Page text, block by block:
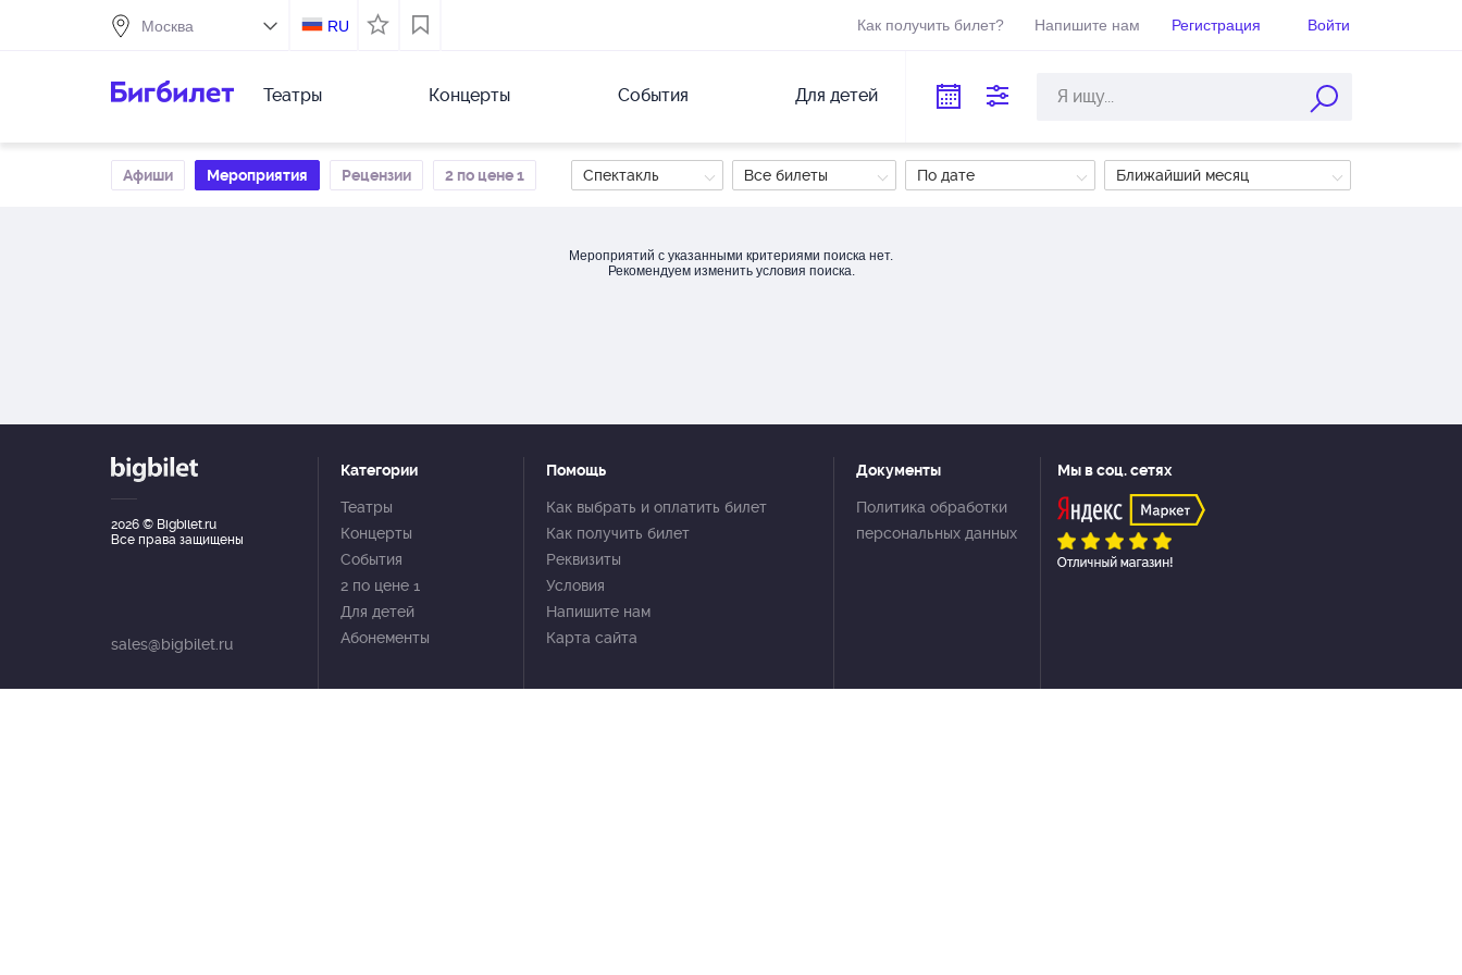
RU Как получить билет? Напишите нам Регистрация Войти
Театры Концерты События Для детей
Афиши Мероприятия Рецензии 2 по цене 1 Ближайший месяц
По дате
Все билеты
Спектакль
Мероприятий с указанными критериями поиска нет.
Рекомендуем изменить условия поиска.
2026 © Bigbilet.ru
Все права защищены
sales@bigbilet.ru
Категории
Театры
Концерты
События
2 по цене 1
Для детей
Абонементы
Помощь
Как выбрать и оплатить билет
Как получить билет
Реквизиты
Условия
Напишите нам
Карта сайта
Документы
Политика обработки
персональных данных
Мы в соц. сетях